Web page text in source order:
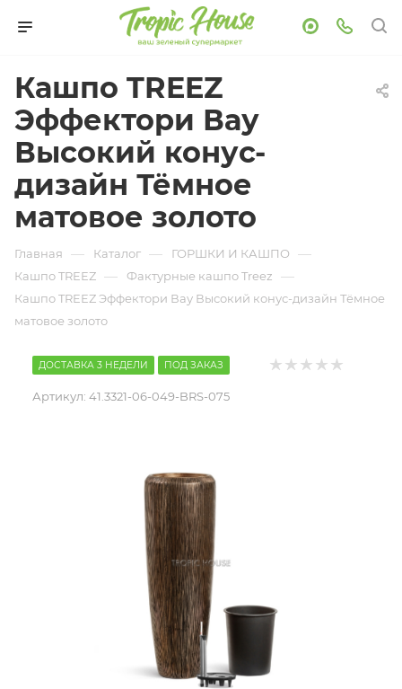
Кашпо TREEZ
Эффектори Вау
Высокий конус-
дизайн Тёмное
матовое золото
Главная — Каталог — ГОРШКИ И КАШПО —
Кашпо TREEZ — Фактурные кашпо Treez —
Кашпо TREEZ Эффектори Вау Высокий конус-дизайн Тёмное
матовое золото
ДОСТАВКА 3 НЕДЕЛИ ПОД ЗАКАЗ
Артикул: 41.3321-06-049-BRS-075